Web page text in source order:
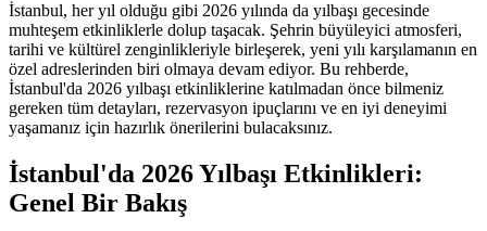
İstanbul, her yıl olduğu gibi 2026 yılında da yılbaşı gecesinde
muhteşem etkinliklerle dolup taşacak. Şehrin büyüleyici atmosferi,
tarihi ve kültürel zenginlikleriyle birleşerek, yeni yılı karşılamanın en
özel adreslerinden biri olmaya devam ediyor. Bu rehberde,
İstanbul'da 2026 yılbaşı etkinliklerine katılmadan önce bilmeniz
gereken tüm detayları, rezervasyon ipuçlarını ve en iyi deneyimi
yaşamanız için hazırlık önerilerini bulacaksınız.
İstanbul'da 2026 Yılbaşı Etkinlikleri:
Genel Bir Bakış